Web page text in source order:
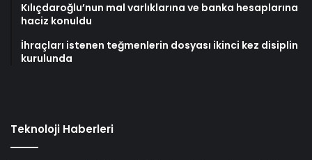
Kılıçdaroğlu’nun mal varlıklarına ve banka hesaplarına
haciz konuldu
İhraçları istenen teğmenlerin dosyası ikinci kez disiplin
kurulunda
Teknoloji Haberleri